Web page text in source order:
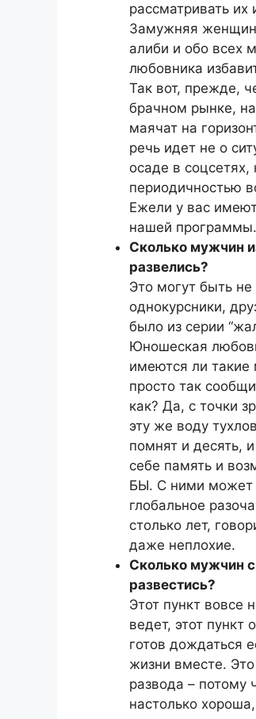
рассматривать их
Замужняя
алиби и обо всех
любовника
Так вот, прежде,
брачном рынке,
маячат на
речь идет не о
осаде в соцсетях,
периодичностью
Ежели у вас
нашей
Сколько мужчин
развелись?
Это могут быть
однокурсники,
было из серии
Юношеская
имеются ли такие
просто так
как? Да, с точки
эту же воду
помнят и десять,
себе память и
БЫ. С ними может
глобальное
столько лет,
даже неплохие.
Сколько мужчин
развестись?
Этот пункт вовсе
ведет, этот пункт
готов дождаться
жизни вместе.
развода – потому
настолько